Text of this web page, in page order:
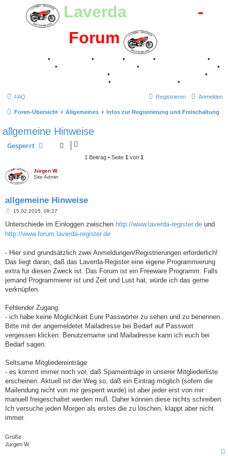
Laverda-Register -
Forum
• • • •
•
• •
•
•
•
• •
FAQ Anmelden
Registrieren
Foren-Übersicht Allgemeines Infos zur Registrierung und Freischaltung
allgemeine Hinweise
Gesperrt
1 Beitrag • Seite 1 von 1
Jürgen W.
Site Admin
allgemeine Hinweise
B
i
r
15.02.2015, 08:27
Unterschiede im Einloggen zwischen http://www.laverda-register.de und
http://www.forum.laverda-register.de
- Hier sind grundsätzlich zwei Anmeldungen/Registrierungen erforderlich!
Das liegt daran, daß das Laverda-Register eine eigene Programmierung
extra für diesen Zweck ist. Das Forum ist ein Freeware Programm. Falls
jemand Programmierer ist und Zeit und Lust hat, würde ich das gerne
verknüpfen.
Fehlender Zugang
- ich habe keine Möglichkeit Eure Passwörter zu sehen und zu benennen.
Bitte mit der angemeldetet Mailadresse bei Bedarf auf Passwort
vergessen klicken. Benutzername und Mailadresse kann ich euch bei
Bedarf sagen.
Seltsame Mitgliedereinträge
- es kommt immer noch vor, daß Spameinträge in unserer Mitgliederliste
erscheinen. Aktuell ist der Weg so, daß ein Eintrag möglich (sofern die
Mailendung nicht von mir gesperrt wurde) ist aber jeder erst von mir
manuell freigeschaltet werden muß. Daher können diese nichts schreiben.
Ich versuche jeden Morgen als erstes die zu löschen, klappt aber nicht
immer.
Grüße
Jürgen W.